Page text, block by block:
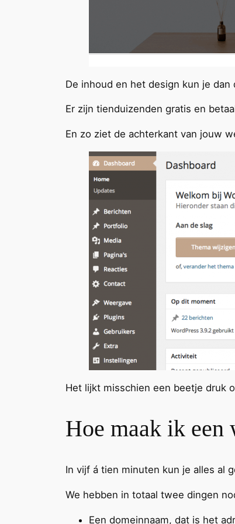
De inhoud en het design kun je dan
Er zijn tienduizenden gratis en
En zo ziet de achterkant van jouw
Het lijkt misschien een beetje druk
Hoe maak ik een
In vijf á tien minuten kun je alles al
We hebben in totaal twee dingen
Een domeinnaam, dat is het